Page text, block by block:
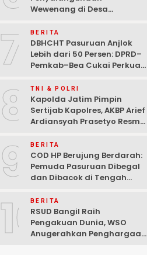
Wewenang di Desa
Mencuat
7 BERITA
DBHCHT Pasuruan Anjlok
Lebih dari 50 Persen: DPRD–
Pemkab–Bea Cukai Perkuat
Rokok Ilegal
8 TNI & POLRI
Kapolda Jatim Pimpin
Sertijab Kapolres, AKBP Arief
Ardiansyah Prasetyo Resmi
Kota
9 BERITA
COD HP Berujung Berdarah:
Pemuda Pasuruan Dibegal
dan Dibacok di Tengah
Pelaku
10BERITA
RSUD Bangil Raih
Pengakuan Dunia, WSO
Anugerahkan Penghargaan